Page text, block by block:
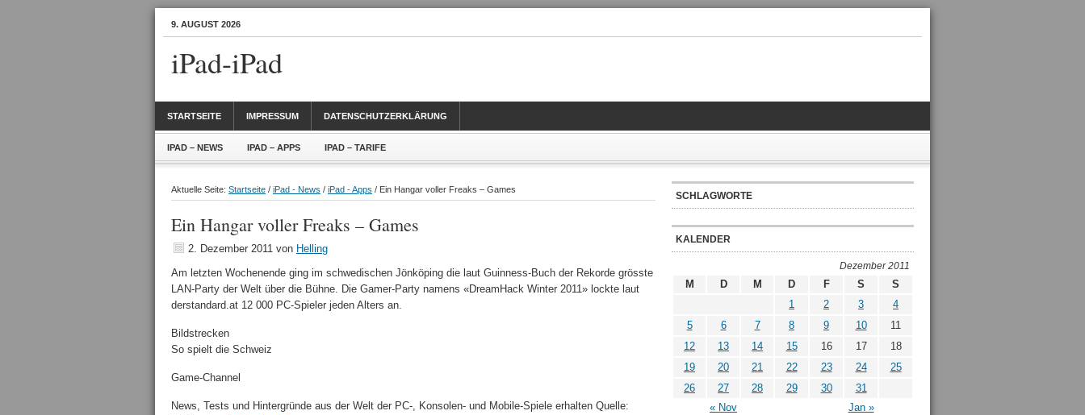
9. AUGUST 2026
iPad-iPad
STARTSEITE IMPRESSUM DATENSCHUTZERKLÄRUNG
IPAD – NEWS IPAD – APPS IPAD – TARIFE
Aktuelle Seite: Startseite / iPad - News / iPad - Apps / Ein Hangar voller Freaks – Games
Ein Hangar voller Freaks – Games
2. Dezember 2011 von Helling
Am letzten Wochenende ging im schwedischen Jönköping die laut Guinness-Buch der Rekorde grösste
LAN-Party der Welt über die Bühne. Die Gamer-Party namens «DreamHack Winter 2011» lockte laut
derstandard.at 12 000 PC-Spieler jeden Alters an.
Bildstrecken
So spielt die Schweiz
Game-Channel
News, Tests und Hintergründe aus der Welt der PC-, Konsolen- und Mobile-Spiele erhalten Quelle:
SCHLAGWORTE
KALENDER
Dezember 2011
M D M D F S S
« Nov Jan »
1 2 3
4
5
6 7 8 9 10
11
12
13 14 15 16 17
18
19
20 21 22 23 24
25
26
27 28 29 30 31